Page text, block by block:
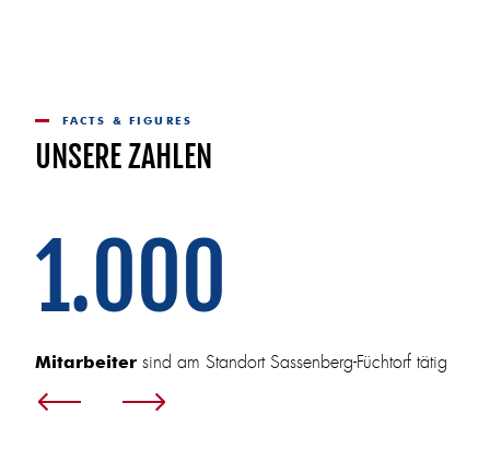
FACTS & FIGURES
UNSERE ZAHLEN
1.000
Mitarbeiter sind am Standort Sassenberg-Füchtorf tätig